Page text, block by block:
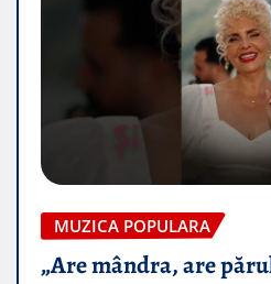
MUZICA POPULARA
„Are mândra, are